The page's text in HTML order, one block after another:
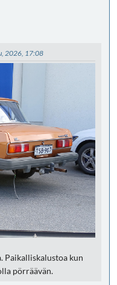
2026, 17:08
Paikalliskalustoa kun
pörräävän.